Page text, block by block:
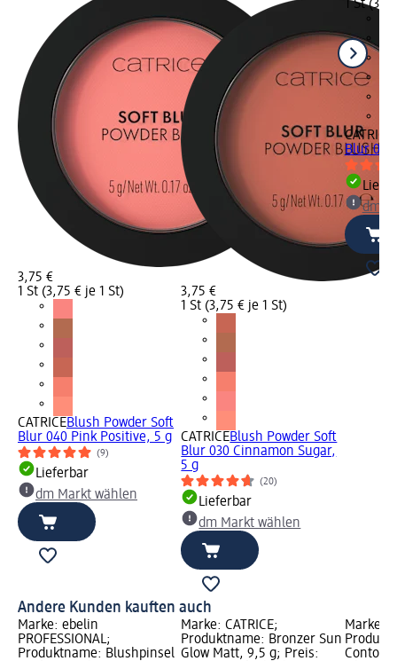
3,75 €
1 St (3,75 € je 1 St)
CATRICEBlush Powder Soft
Blur 040 Pink Positive, 5 g
(9)
Lieferbar
dm Markt wählen
3,75 €
1 St (3,75 € je 1 St)
CATRICEBlush Powder Soft
Blur 030 Cinnamon Sugar,
5 g
(20)
Lieferbar
dm Markt wählen
1 St
CATRICE
Blur
dm
Andere Kunden kauften auch
Marke: ebelin
PROFESSIONAL;
Produktname: Blushpinsel
Marke: CATRICE;
Produktname: Bronzer Sun
Glow Matt, 9,5 g; Preis:
Marke: